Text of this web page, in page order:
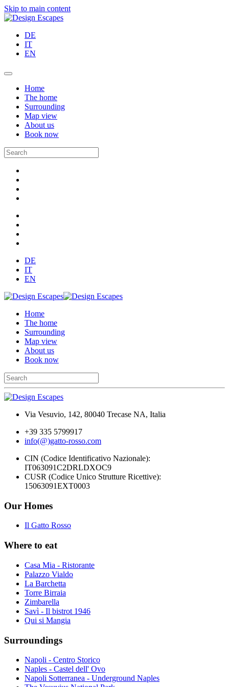
Skip to main content
DE
IT
EN
Home
The home
Surrounding
Map view
About us
Book now
DE
IT
EN
Home
The home
Surrounding
Map view
About us
Book now
Via Vesuvio, 142, 80040 Trecase NA, Italia
+39 335 5799917
info(@)gatto-rosso.com
CIN (Codice Identificativo Nazionale):
IT063091C2DRLDXOC9
CUSR (Codice Unico Strutture Ricettive):
15063091EXT0003
Our Homes
Il Gatto Rosso
Where to eat
Casa Mia - Ristorante
Palazzo Vialdo
La Barchetta
Torre Birraia
Zimbarella
Savì - Il bistrot 1946
Qui si Mangia
Surroundings
Napoli - Centro Storico
Naples - Castel dell' Ovo
Napoli Sotterranea - Underground Naples